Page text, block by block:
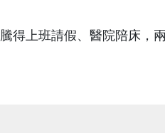
得上班請假、醫院陪床，